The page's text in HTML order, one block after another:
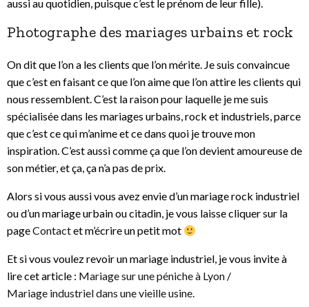
aussi au quotidien, puisque c’est le prénom de leur fille).
Photographe des mariages urbains et rock
On dit que l’on a les clients que l’on mérite. Je suis convaincue
que c’est en faisant ce que l’on aime que l’on attire les clients qui
nous ressemblent. C’est la raison pour laquelle je me suis
spécialisée dans les mariages urbains, rock et industriels, parce
que c’est ce qui m’anime et ce dans quoi je trouve mon
inspiration. C’est aussi comme ça que l’on devient amoureuse de
son métier, et ça, ça n’a pas de prix.
Alors si vous aussi vous avez envie d’un mariage rock industriel
ou d’un mariage urbain ou citadin, je vous laisse cliquer sur la
pageContactet m’écrire un petit mot
Et si vous voulez revoir un mariage industriel, je vous invite à
lire cet article : Mariage sur une péniche à Lyon /
Mariage industriel dans une vieille usine.